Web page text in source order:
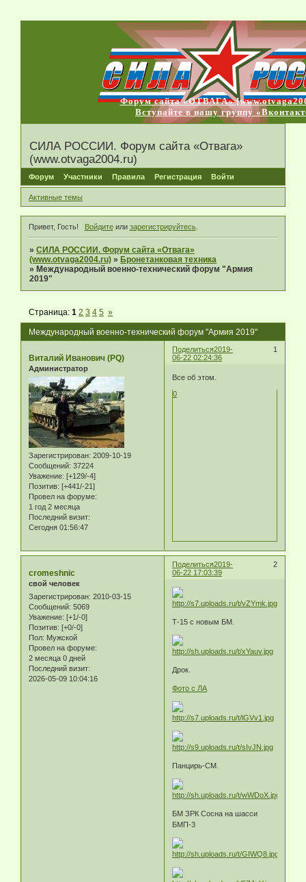
Форум сайта «ОТВАГА»
Вступайте в нашу группу
СИЛА РОССИИ. Форум сайта «Отвага»
(www.otvaga2004.ru)
Форум Участники Правила Регистрация Войти
Активные темы
Привет, Гость! Войдитеили зарегистрируйтесь.
»СИЛА РОССИИ. Форум сайта «Отвага»
(www.otvaga2004.ru) » Бронетанковая техника
» Международный военно-технический форум "Армия
2019"
Международный военно-технический форум "Армия 2019"
Страница:1 2 3 4 5 »
Поделиться 1
2019-
06-22 02:24:36
Виталий Иванович (PQ)
Администратор
Зарегистрирован: 2009-10-19
Сообщений: 37224
Уважение: [+129/-4]
Позитив: [+441/-21]
Провел на форуме:
1 год 2 месяца
Последний визит:
Сегодня 01:56:47
Все об этом.
0
Поделиться 2
2019-
06-22 17:03:39
cromeshnic
свой человек
Зарегистрирован: 2010-03-15
Сообщений: 5069
Уважение: [+1/-0]
Позитив: [+0/-0]
Пол: Мужской
Провел на форуме:
2 месяца 0 дней
Последний визит:
2026-05-09 10:04:16
Т-15 с новым БМ.
Дрок.
Фото с ЛА
Панцирь-СМ.
БМ ЗРК Сосна на шасси
БМП-3